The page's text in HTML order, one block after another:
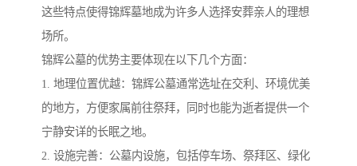
这些特点使得锦辉墓地成为许多人选择安葬亲人的理想
场所。
锦辉公墓的优势主要体现在以下几个方面：
1. 地理位置优越：锦辉公墓通常选址在交利、环境优美
的地方，方便家属前往祭拜，同时也能为逝者提供一个
宁静安详的长眠之地。
2. 设施完善：公墓内设施，包括停车场、祭拜区、绿化